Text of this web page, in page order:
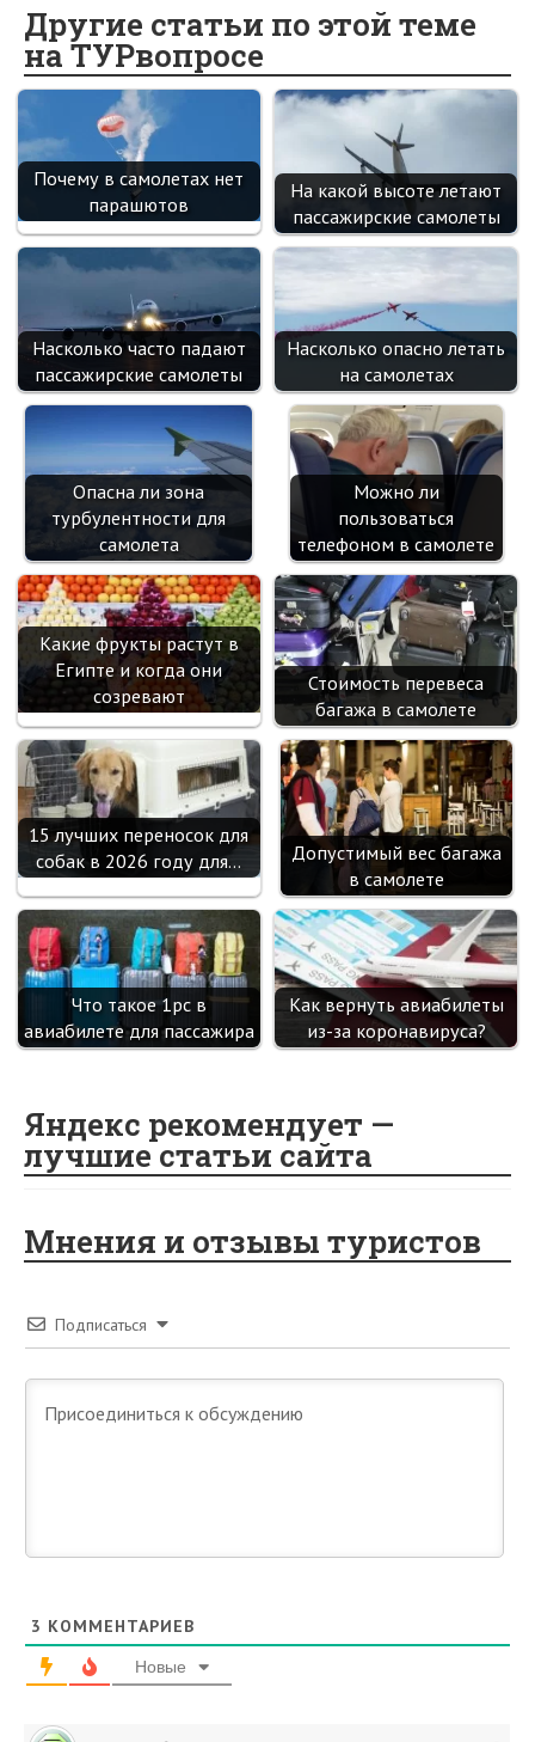
o
o
k
o
kl
as
ik
i
er dI
n
es
t
a
m
Другие статьи по этой теме
на ТУРвопросе
Почему в самолетах нет
парашютов
На какой высоте летают
пассажирские самолеты
Насколько часто падают
пассажирские самолеты
Насколько опасно летать
на самолетах
Опасна ли зона
турбулентности для
самолета
Можно ли
пользоваться
телефоном в самолете
Какие фрукты растут в
Египте и когда они
созревают
Стоимость перевеса
багажа в самолете
15 лучших переносок для
собак в 2026 году для…
Допустимый вес багажа
в самолете
Что такое 1рс в
авиабилете для пассажира
Как вернуть авиабилеты
из-за коронавируса?
Яндекс рекомендует —
лучшие статьи сайта
Мнения и отзывы туристов
Подписаться
3 КОММЕНТАРИЕВ
Новые